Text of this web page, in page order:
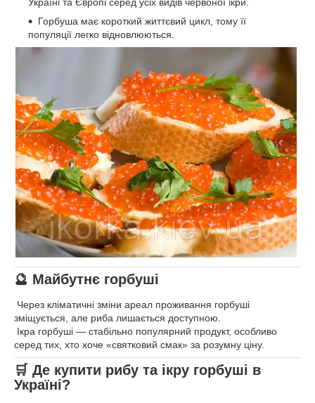
Горбуша має короткий життєвий цикл, тому її
популяції легко відновлюються.
🔮 Майбутнє горбуші
Через кліматичні зміни ареал проживання горбуші
зміщується, але риба лишається доступною.
Ікра горбуші — стабільно популярний продукт, особливо
серед тих, хто хоче «святковий смак» за розумну ціну.
🛒 Де купити рибу та ікру горбуші в
Україні?